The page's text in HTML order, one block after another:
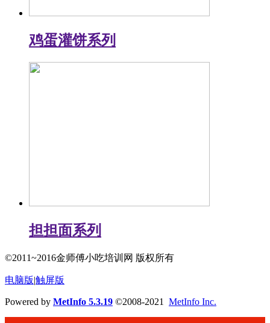
鸡蛋灌饼系列
担担面系列
©2011~2016金师傅小吃培训网 版权所有
电脑版|触屏版
Powered by MetInfo 5.3.19 ©2008-2021 MetInfo Inc.